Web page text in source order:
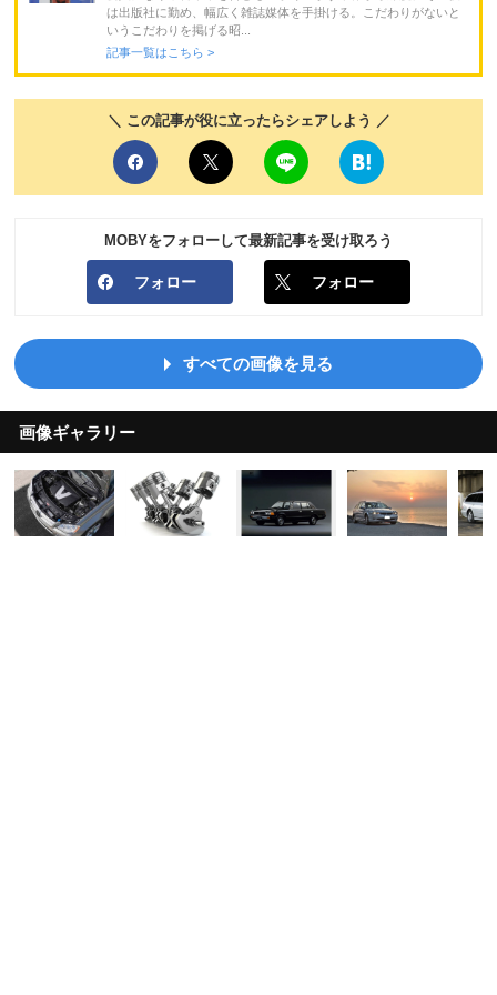
は出版社に勤め、幅広く雑誌媒体を手掛ける。こだわりがないと
いうこだわりを掲げる昭...
記事一覧はこちら >
＼ この記事が役に立ったらシェアしよう ／
MOBYをフォローして最新記事を受け取ろう
フォロー フォロー
すべての画像を見る
画像ギャラリー